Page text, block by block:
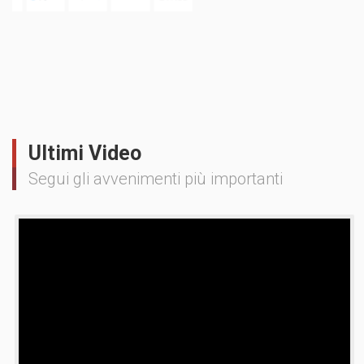
Ultimi Video
Segui gli avvenimenti più importanti